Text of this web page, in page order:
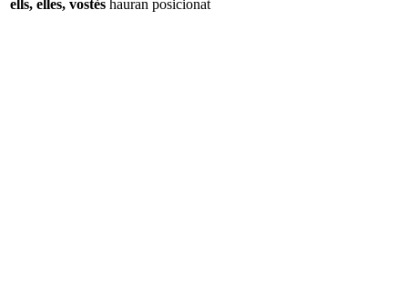
ells, elles, vostès hauran posicionat